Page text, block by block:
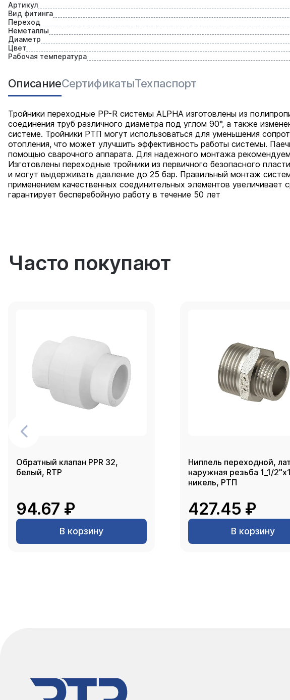
Артикул
Вид фитинга
Переход
Неметаллы
Диаметр
Цвет
Рабочая температура
ОписаниеСертификатыТехпаспорт
Тройники переходные PP-R системы ALPHA изготовлены из
соединения труб различного диаметра под углом 90°, а также
системе. Тройники РТП могут использоваться для уменьшения
отопления, что может улучшить эффективность работы системы.
помощью сварочного аппарата. Для надежного монтажа
Изготовлены переходные тройники из первичного безопасного
и могут выдерживать давление до 25 бар. Правильный монтаж
применением качественных соединительных элементов
гарантирует бесперебойную работу в течение 50 лет
Часто покупают
Обратный клапан PPR 32,
белый, RTP
94.67 ₽
В корзину
Ниппель переходной,
наружная резьба 1_1/
никель, РТП
427.45 ₽
В корзину